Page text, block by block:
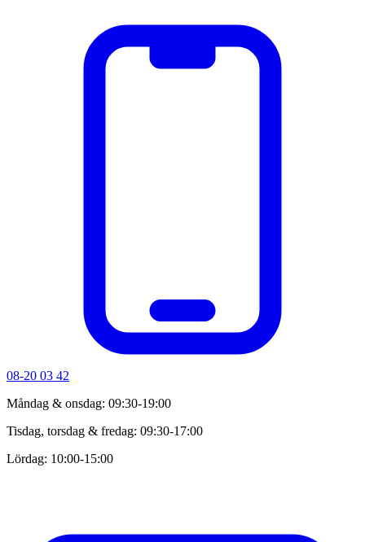
08-20 03 42
Måndag & onsdag: 09:30-19:00
Tisdag, torsdag & fredag: 09:30-17:00
Lördag: 10:00-15:00